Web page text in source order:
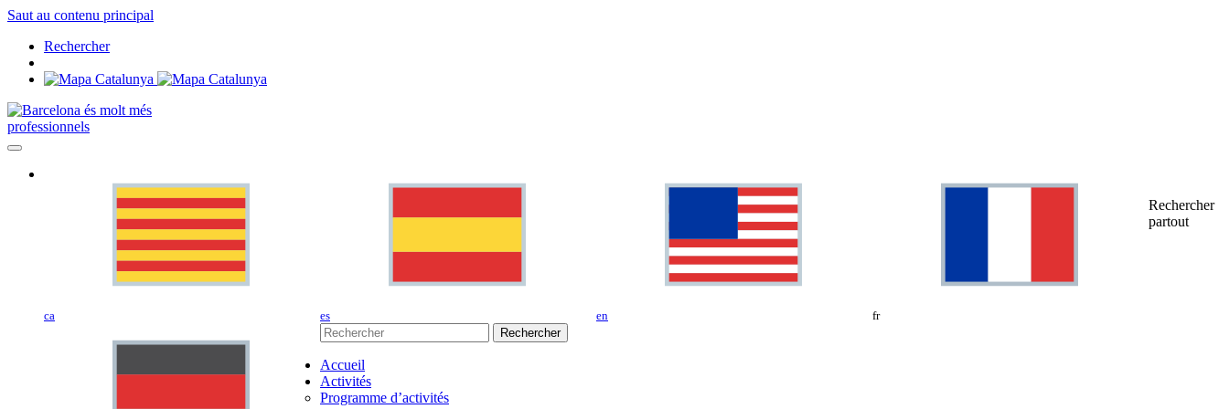
Saut au contenu principal
Rechercher
professionnels
ca es en fr
Rechercher
partout
Rechercher
Accueil
Activités
Programme d’activités